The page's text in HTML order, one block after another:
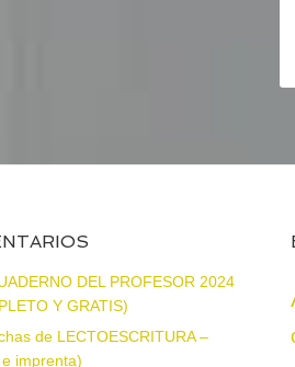
DEL PROFESOR 2024
Y GRATIS)
de LECTOESCRITURA –
imprenta)